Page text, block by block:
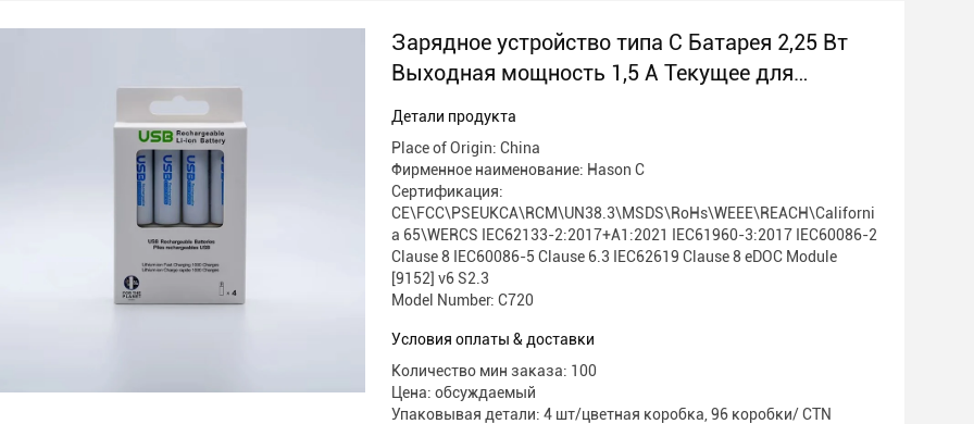
Зарядное устройство типа С Батарея 2,25 Вт
Выходная мощность 1,5 А Текущее для
мобильных устройств
Детали продукта
Place of Origin: China
Фирменное наименование: Hason C
Сертификация:
CE\FCC\PSEUKCA\RCM\UN38.3\MSDS\RoHs\WEEE\REACH\Californi
a 65\WERCS IEC62133-2:2017+A1:2021 IEC61960-3:2017 IEC60086-2
Clause 8 IEC60086-5 Clause 6.3 IEC62619 Clause 8 eDOC Module
[9152] v6 S2.3
Model Number: C720
Условия оплаты & доставки
Количество мин заказа: 100
Цена: обсуждаемый
Упаковывая детали: 4 шт/цветная коробка, 96 коробки/ CTN